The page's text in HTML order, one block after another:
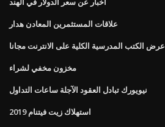
علاقات المستثمرين المعادن هدار
عرض الكتب المدرسية الكلية على الانترنت مجانا
مخزون مخفي لشراء
نيويورك تبادل العقود الآجلة ساعات التداول
استهلاك زيت فيتنام 2019